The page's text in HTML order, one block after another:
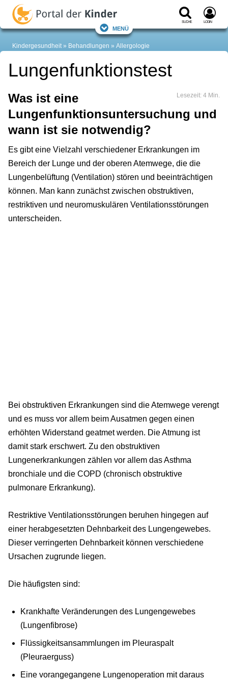
Suche Login
Menü
Kindergesundheit Behandlungen Allergologie
Lungenfunktionstest
Lesezeit: 4 Min.
Was ist eine
Lungenfunktionsuntersuchung und
wann ist sie notwendig?
Es gibt eine Vielzahl verschiedener Erkrankungen im
Bereich der Lunge und der oberen Atemwege, die die
Lungenbelüftung (Ventilation) stören und beeinträchtigen
können. Man kann zunächst zwischen obstruktiven,
restriktiven und neuromuskulären Ventilationsstörungen
unterscheiden.
Bei obstruktiven Erkrankungen sind die Atemwege verengt
und es muss vor allem beim Ausatmen gegen einen
erhöhten Widerstand geatmet werden. Die Atmung ist
damit stark erschwert. Zu den obstruktiven
Lungenerkrankungen zählen vor allem das Asthma
bronchiale und die COPD (chronisch obstruktive
pulmonare Erkrankung).
Restriktive Ventilationsstörungen beruhen hingegen auf
einer herabgesetzten Dehnbarkeit des Lungengewebes.
Dieser verringerten Dehnbarkeit können verschiedene
Ursachen zugrunde liegen.
Die häufigsten sind:
Krankhafte Veränderungen des Lungengewebes
(Lungenfibrose)
Flüssigkeitsansammlungen im Pleuraspalt
(Pleuraerguss)
Eine vorangegangene Lungenoperation mit daraus